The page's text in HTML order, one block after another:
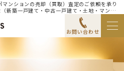
ンションの売却（買取）査定のご依頼を承り
新築一戸建て・中古一戸建て・土地・マンシ
ムズ
お問い合わせ